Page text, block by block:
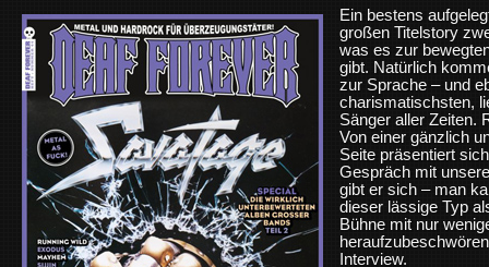
Ein bestens
großen Titelstory
was es zur
gibt. Natürlich
zur Sprache – und
charismatischsten,
Sänger aller Zeiten.
Von einer gänzlich
Seite präsentiert
Gespräch mit
gibt er sich – man
dieser lässige Typ
Bühne mit nur
Interview.